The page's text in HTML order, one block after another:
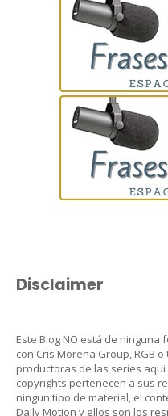
Disclaimer
Este Blog NO está de
con Cris Morena Group, RGB
productoras de las series
copyrights pertenecen a sus
ningun tipo de material, el
Daily Motion y ellos son los